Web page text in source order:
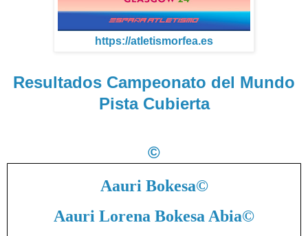
https://atletismorfea.es
Resultados Campeonato del Mundo
Pista Cubierta
©
Aauri Bokesa©
Aauri Lorena Bokesa Abia©